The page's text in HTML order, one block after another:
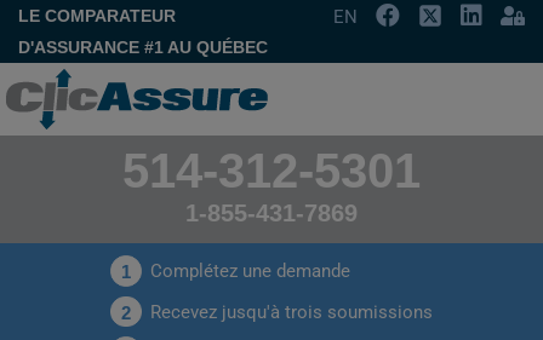
LE COMPARATEUR
D'ASSURANCE #1 AU QUÉBEC
EN
514-312-5301
1-855-431-7869
1 Complétez une demande
2 Recevez jusqu'à trois soumissions